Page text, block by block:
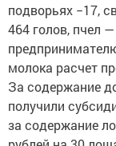
подворьях −17,
464 голов, пчел
молока расчет
За содержание
получили
за содержание